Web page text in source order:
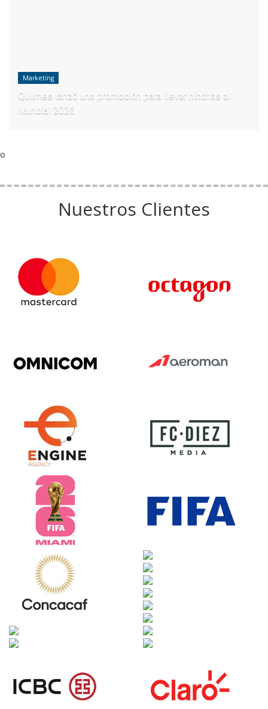
Marketíng
Quilmes lanzó una promoción para llevar hinchas al
Mundial 2026
o
Nuestros Clientes